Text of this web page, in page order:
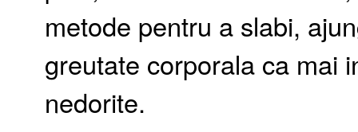
metode pentru a slabi,
greutate corporala ca mai
nedorite.